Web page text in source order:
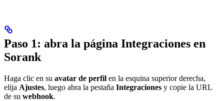
Paso 1: abra la página Integraciones en
Sorank
Haga clic en su avatar de perfil en la esquina superior derecha,
elija Ajustes, luego abra la pestaña Integraciones y copie la URL
de su webhook.